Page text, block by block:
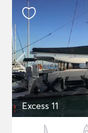
Excess 11